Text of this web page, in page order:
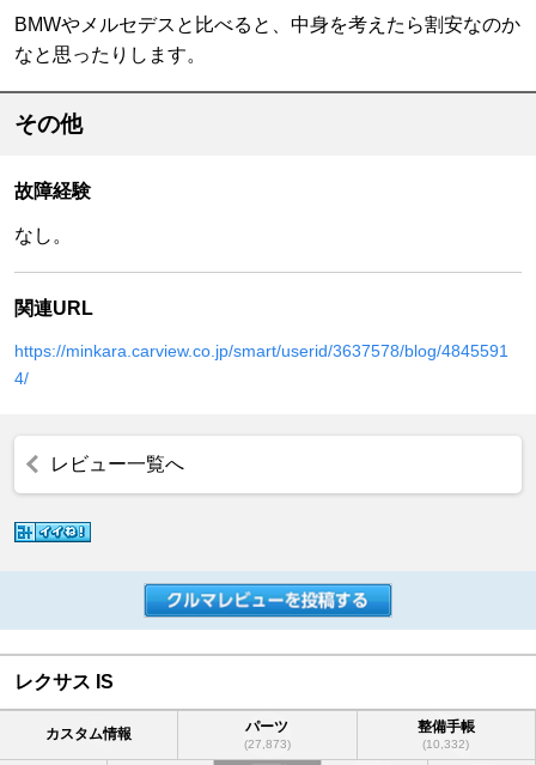
BMWやメルセデスと比べると、中身を考えたら割安なのか
なと思ったりします。
その他
故障経験
なし。
関連URL
https://minkara.carview.co.jp/smart/userid/3637578/blog/4845591
4/
レビュー一覧へ
レクサス IS
カスタム情報 パーツ
(27,873)
整備手帳
(10,332)